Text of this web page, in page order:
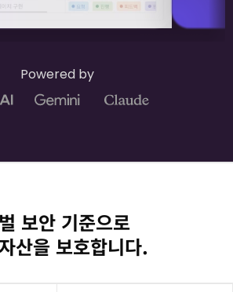
Powered by
보안 기준으로
산을 보호합니다.